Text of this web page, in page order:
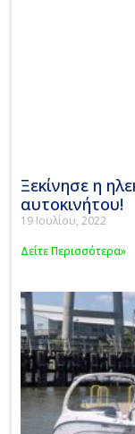
Ξεκίνησε η
αυτοκινήτου!
19 Ιουλίου, 2022
Δείτε Περισσότερα»